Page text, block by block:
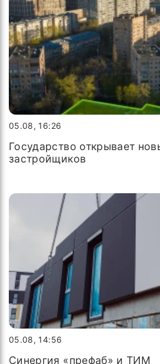
05.08, 16:26
Государство открывает
застройщиков
05.08, 14:56
Синергия «префаб» и ТИМ